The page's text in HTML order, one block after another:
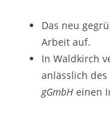
Das neu
Arbeit auf.
In Waldkirch
anlässlich
gGmbH einen